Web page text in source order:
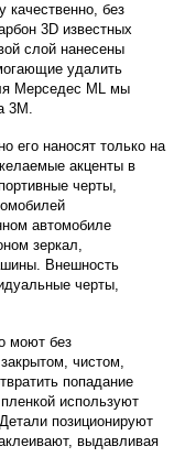
качественно, без
3D известных
слой нанесены
удалить
Мерседес ML мы
3M.
его наносят только на
акценты в
черты,
автомобиле
зеркал,
Внешность
черты,
моют без
чистом,
попадание
используют
позиционируют
выдавливая